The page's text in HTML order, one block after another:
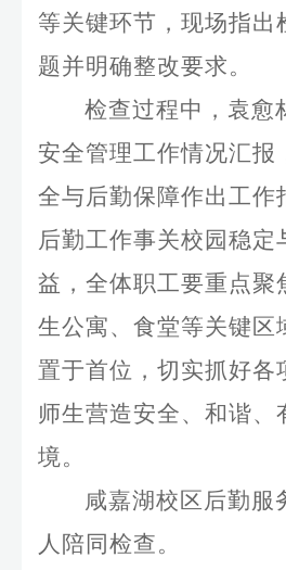
等关键环节，现场指出
题并明确整改要求。
检查过程中，袁愈
安全管理工作情况汇报
全与后勤保障作出工作
后勤工作事关校园稳定
益，全体职工要重点聚
生公寓、食堂等关键区
置于首位，切实抓好各
师生营造安全、和谐、
境。
咸嘉湖校区后勤服
人陪同检查。